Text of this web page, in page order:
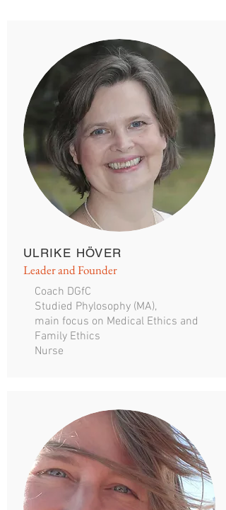
ULRIKE HÖVER
Leader and Founder
Coach DGfC
Studied Phylosophy (MA),
main focus on Medical Ethics and
Family Ethics
Nurse